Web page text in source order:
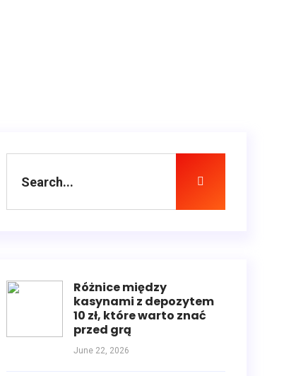
Różnice między
kasynami z depozytem
10 zł, które warto znać
przed grą
June 22, 2026